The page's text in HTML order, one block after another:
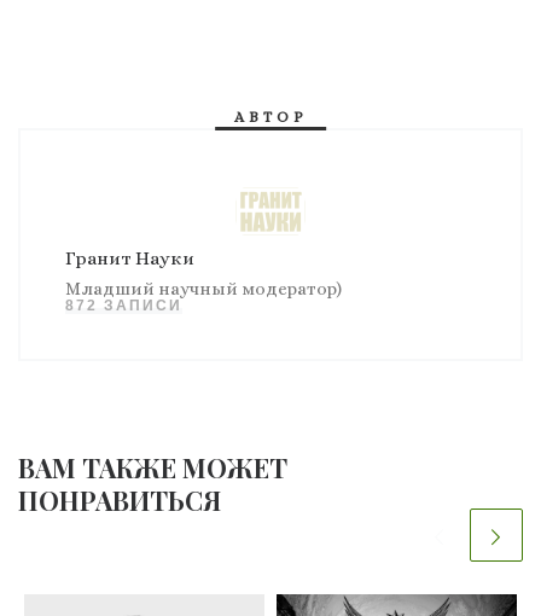
АВТОР
Гранит Науки
Младший научный модератор)
872 ЗАПИСИ
ВАМ ТАКЖЕ МОЖЕТ
ПОНРАВИТЬСЯ